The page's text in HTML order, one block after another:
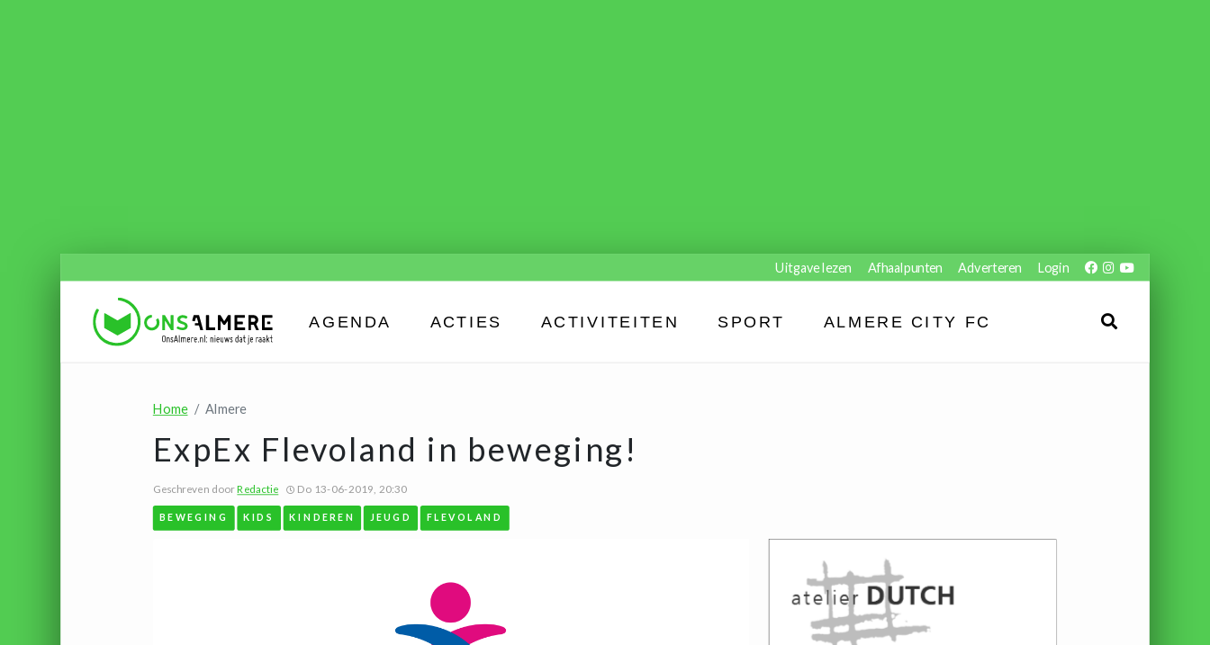
Uitgave lezen Afhaalpunten Adverteren Login
AGENDA ACTIES ACTIVITEITEN SPORT ALMERE CITY FC
Home Almere
ExpEx Flevoland in beweging!
Geschreven doorRedactie Do 13-06-2019, 20:30
BEWEGING KIDS KINDEREN JEUGD FLEVOLAND